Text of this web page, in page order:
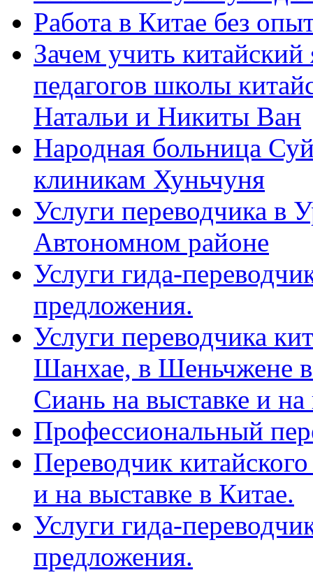
Работа в Китае без
Зачем учить
педагогов школы
Натальи и Никиты Ван
Народная больница
клиникам Хуньчуня
Услуги переводчика в
Автономном районе
Услуги гида-
предложения.
Услуги переводчика
Шанхае, в Шеньчжене
Сиань на выставке и
Профессиональный
Переводчик
и на выставке в Китае.
Услуги гида-
предложения.